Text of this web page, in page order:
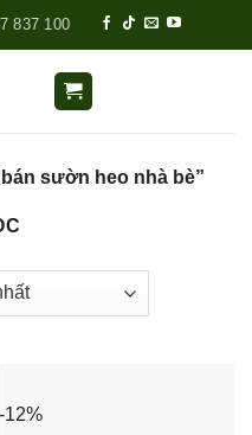
837 100
sườn heo nhà bè”
-12%